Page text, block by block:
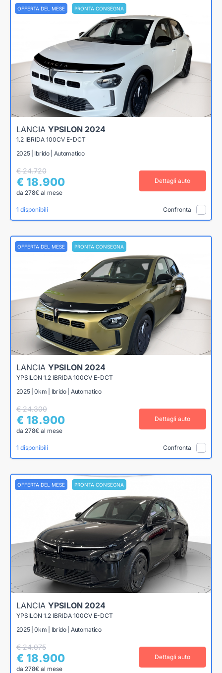
OFFERTA DEL MESE PRONTA CONSEGNA
LANCIA YPSILON 2024
1.2 IBRIDA 100CV E-DCT
2025 | Ibrido | Automatico
€ 24.720
€ 18.900
da 278€ al mese
Dettagli auto
1 disponibili Confronta
OFFERTA DEL MESE PRONTA CONSEGNA
LANCIA YPSILON 2024
YPSILON 1.2 IBRIDA 100CV E-DCT
2025 | 0km | Ibrido | Automatico
€ 24.300
€ 18.900
da 278€ al mese
Dettagli auto
1 disponibili Confronta
OFFERTA DEL MESE PRONTA CONSEGNA
LANCIA YPSILON 2024
YPSILON 1.2 IBRIDA 100CV E-DCT
2025 | 0km | Ibrido | Automatico
€ 24.075
€ 18.900
da 278€ al mese
Dettagli auto